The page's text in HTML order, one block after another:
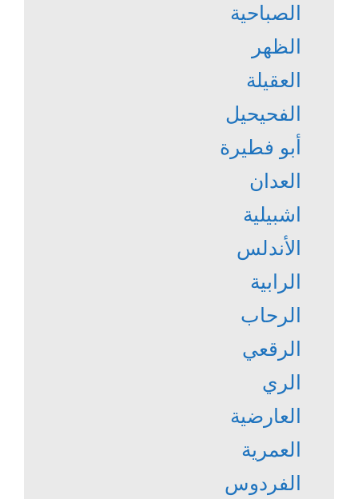
الصباحية
الظهر
العقيلة
الفحيحيل
أبو فطيرة
العدان
اشبيلية
الأندلس
الرابية
الرحاب
الرقعي
الري
العارضية
العمرية
الفردوس